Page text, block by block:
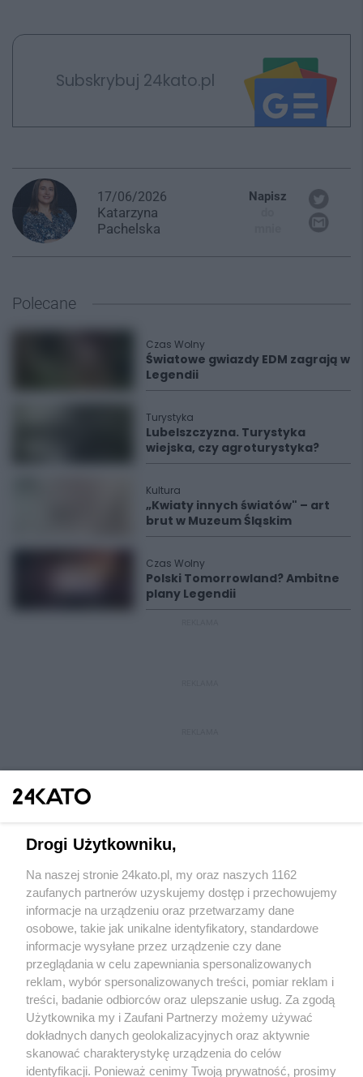
Subskrybuj 24kato.pl
17/06/2026
Katarzyna
Pachelska
Napisz
Polecane
Czas Wolny
Światowe gwiazdy EDM zagrają w
Legendii
Turystyka
Lubelszczyzna. Turystyka
wiejska, czy agroturystyka?
Kultura
„Kwiaty innych światów" – art
brut w Muzeum Śląskim
Czas Wolny
Polski Tomorrowland? Ambitne
plany Legendii
Wydawca mediów lokalnych
Nie zapomnij
zapoznać się z:
polityką prywatności regulamin korzystania z portali
Twojemiasto
Piekary Śląskie
Chorzów
Tarnowskie Góry
Skontakuj sięz nami
Kontakt
Wydawca
Redakcja
Drogi Użytkowniku,
Na naszej stronie 24kato.pl, my oraz naszych 1162
zaufanych partnerów uzyskujemy dostęp i przechowujemy
informacje na urządzeniu oraz przetwarzamy dane
osobowe, takie jak unikalne identyfikatory, standardowe
informacje wysyłane przez urządzenie czy dane
przeglądania w celu zapewniania spersonalizowanych
reklam, wybór spersonalizowanych treści, pomiar reklam i
treści, badanie odbiorców oraz ulepszanie usług. Za zgodą
Użytkownika my i Zaufani Partnerzy możemy używać
dokładnych danych geolokalizacyjnych oraz aktywnie
skanować charakterystykę urządzenia do celów
identyfikacji. Ponieważ cenimy Twoją prywatność, prosimy